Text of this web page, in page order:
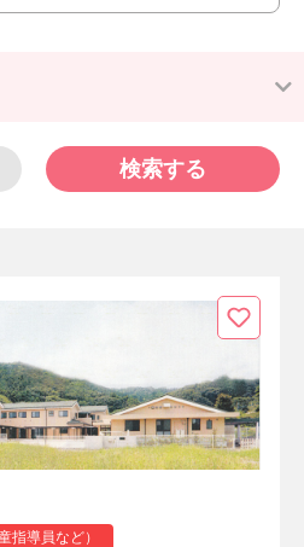
検索する
指導員など）